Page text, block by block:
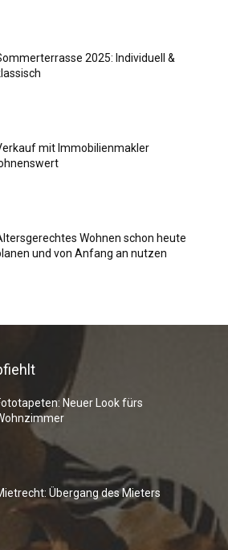
2025: Individuell &
mit Immobilienmakler
Wohnen schon heute
und von Anfang an nutzen
Neuer Look fürs
Übergang des Mieters